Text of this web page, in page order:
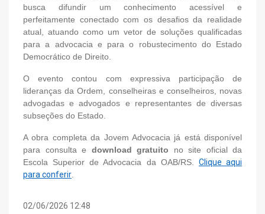
busca difundir um conhecimento acessível e
perfeitamente conectado com os desafios da realidade
atual, atuando como um vetor de soluções qualificadas
para a advocacia e para o robustecimento do Estado
Democrático de Direito.
O evento contou com expressiva participação de
lideranças da Ordem, conselheiras e conselheiros, novas
advogadas e advogados e representantes de diversas
subseções do Estado.
A obra completa da Jovem Advocacia já está disponível
para consulta e download gratuito no site oficial da
Escola Superior de Advocacia da OAB/RS. Clique aqui
para conferir
02/06/2026 12:48